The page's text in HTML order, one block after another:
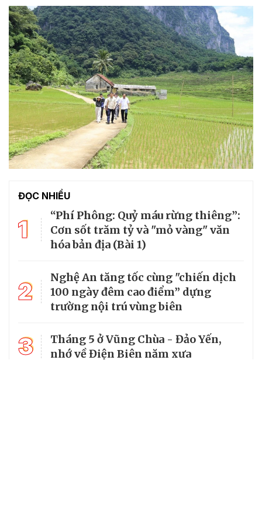
ĐỌC NHIỀU
1
“Phí Phông: Quỷ máu rừng thiêng”:
Cơn sốt trăm tỷ và "mỏ vàng" văn
hóa bản địa (Bài 1)
2
Nghệ An tăng tốc cùng "chiến dịch
100 ngày đêm cao điểm” dựng
trường nội trú vùng biên
3
Tháng 5 ở Vũng Chùa - Đảo Yến,
nhớ về Điện Biên năm xưa